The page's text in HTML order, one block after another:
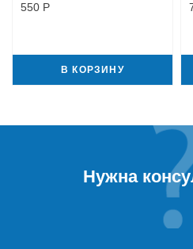
550 Р
В КОРЗИНУ
Нужна